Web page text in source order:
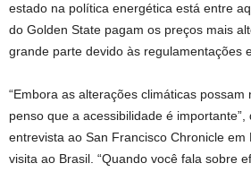
estado na política energética está entre
do Golden State pagam os preços mais
grande parte devido às regulamentações
“Embora as alterações climáticas possam
penso que a acessibilidade é importante”,
entrevista ao San Francisco Chronicle em
visita ao Brasil. “Quando você fala sobre